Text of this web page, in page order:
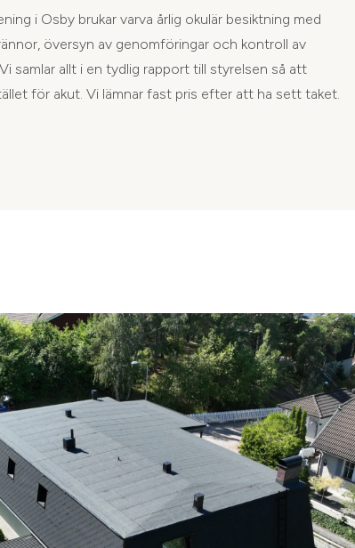
i Osby brukar varva årlig okulär besiktning med
översyn av genomföringar och kontroll av
samlar allt i en tydlig rapport till styrelsen så att
för akut. Vi lämnar fast pris efter att ha sett taket.